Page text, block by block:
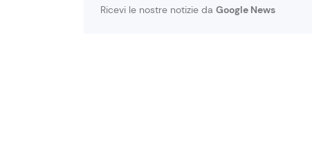
Ricevi le nostre notizie da Google News